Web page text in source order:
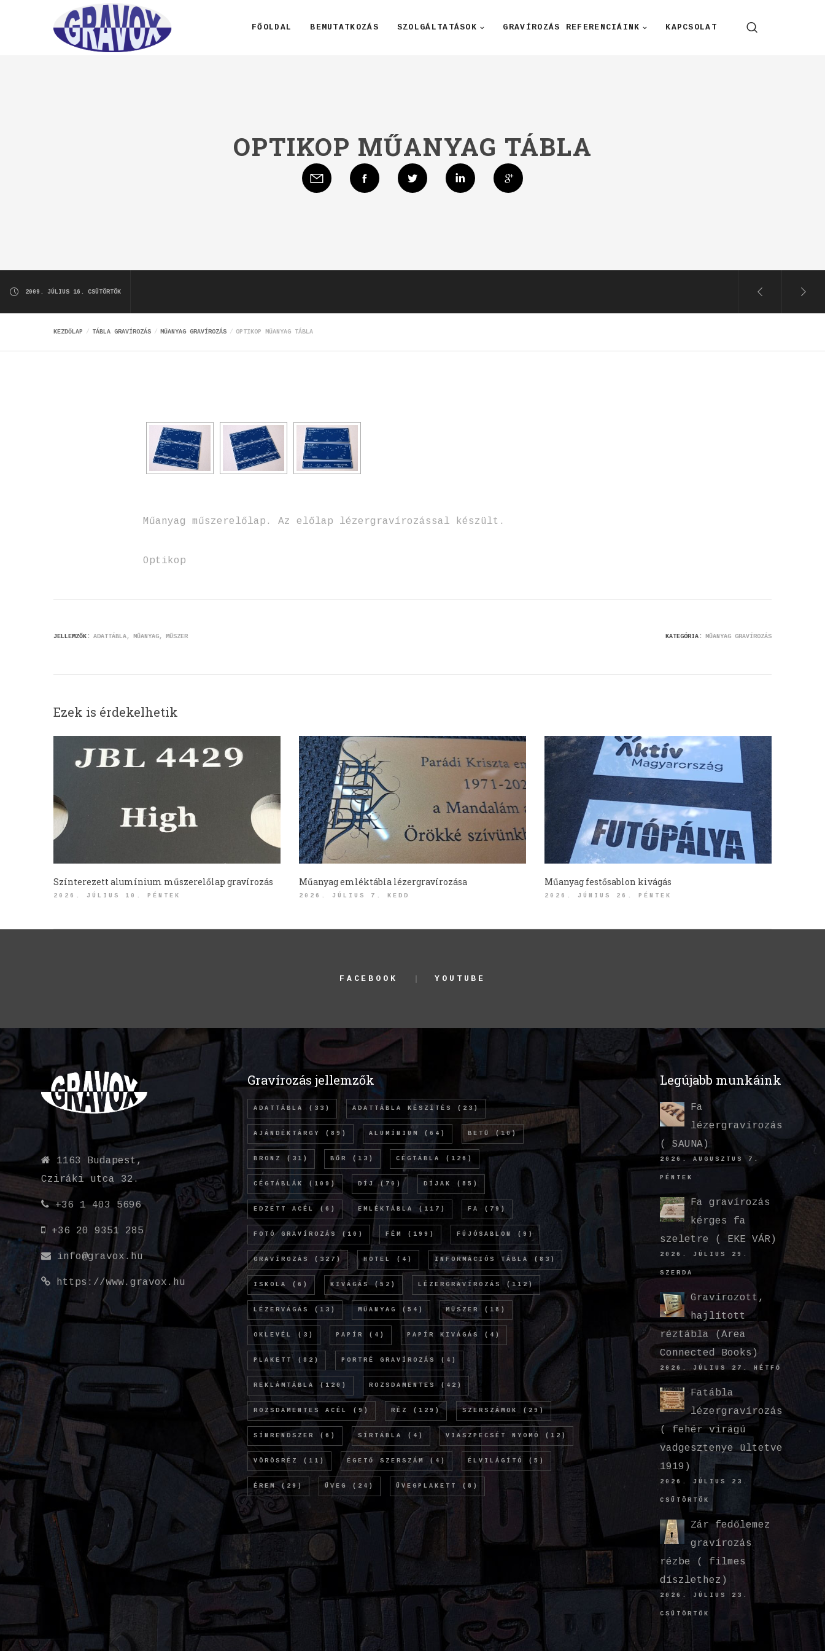
FŐOLDAL BEMUTATKOZÁS SZOLGÁLTATÁSOK GRAVÍROZÁS REFERENCIÁINK KAPCSOLAT
OPTIKOP MŰANYAG TÁBLA
2009. JÚLIUS 16. CSÜTÖRTÖK
KEZDŐLAP TÁBLA GRAVÍROZÁS MŰANYAG GRAVÍROZÁS OPTIKOP MŰANYAG TÁBLA
Műanyag műszerelőlap. Az előlap lézergravírozással készült.
Optikop
JELLEMZŐK: ADATTÁBLA MŰANYAG MŰSZER KATEGÓRIA: MŰANYAG GRAVÍROZÁS
Ezek is érdekelhetik
Színterezett alumínium műszerelőlap gravírozás
2026. JÚLIUS 10. PÉNTEK
Műanyag emléktábla lézergravírozása
2026. JÚLIUS 7. KEDD
Műanyag festősablon kivágás
2026. JÚNIUS 26. PÉNTEK
FACEBOOK YOUTUBE
1163 Budapest,
Cziráki utca 32.
+36 1 403 5696
+36 20 9351 285
info@gravox.hu
https://www.gravox.hu
Gravírozás jellemzők
ADATTÁBLA (33) ADATTÁBLA KÉSZÍTÉS (23)
AJÁNDÉKTÁRGY (89) ALUMÍNIUM (64) BETŰ (10)
BRONZ (31) BŐR (13) CÉGTÁBLA (126)
CÉGTÁBLÁK (109) DÍJ (70) DÍJAK (85)
EDZETT ACÉL (6) EMLÉKTÁBLA (117) FA (79)
FOTÓ GRAVÍROZÁS (10) FÉM (199) FÚJÓSABLON (9)
GRAVÍROZÁS (327) HOTEL (4) INFORMÁCIÓS TÁBLA (83)
ISKOLA (6) KIVÁGÁS(52) LÉZERGRAVÍROZÁS (112)
LÉZERVÁGÁS (13) MŰANYAG (54) MŰSZER (18)
OKLEVÉL (3) PAPÍR (4) PAPÍR KIVÁGÁS (4)
PLAKETT(82) PORTRÉ GRAVÍROZÁS (4)
REKLÁMTÁBLA (120) ROZSDAMENTES (42)
ROZSDAMENTES ACÉL (9) RÉZ (129) SZERSZÁMOK (29)
SÍNRENDSZER (6) SÍRTÁBLA (4) VIASZPECSÉT NYOMÓ (12)
VÖRÖSRÉZ (11) ÉGETŐ SZERSZÁM (4) ÉLVILÁGÍTÓ (5)
ÉREM(29) ÜVEG (24) ÜVEGPLAKETT (8)
Legújabb munkáink
Fa
lézergravírozás
( SAUNA)
2026. AUGUSZTUS 7.
PÉNTEK
Fa gravírozás
kérges fa
szeletre ( EKE VÁR)
2026. JÚLIUS 29.
SZERDA
Gravírozott,
hajlított
réztábla (Area
Connected Books)
2026. JÚLIUS 27. HÉTFŐ
Fatábla
lézergravírozás
( fehér virágú
vadgesztenye ültetve
1919)
2026. JÚLIUS 23.
CSÜTÖRTÖK
Zár fedőlemez
gravírozás
rézbe ( filmes
díszlethez)
2026. JÚLIUS 23.
CSÜTÖRTÖK